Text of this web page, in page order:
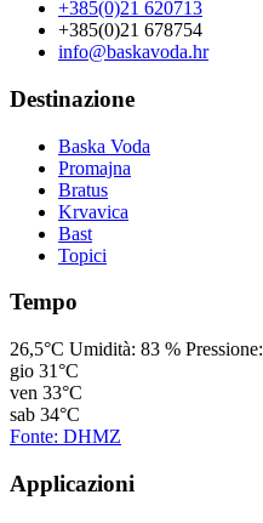
+385(0)21 620713
+385(0)21 678754
info@baskavoda.hr
Destinazione
Baska Voda
Promajna
Bratus
Krvavica
Bast
Topici
Tempo
26,5°C Umidità: 83 % Pressione:
gio 31°C
ven 33°C
sab 34°C
Fonte: DHMZ
Applicazioni